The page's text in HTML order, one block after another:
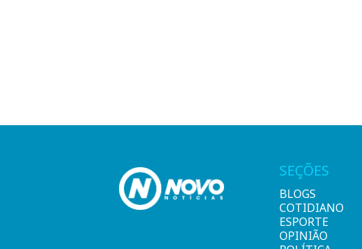
SEÇÕES
BLOGS
COTIDIANO
ESPORTE
OPINIÃO